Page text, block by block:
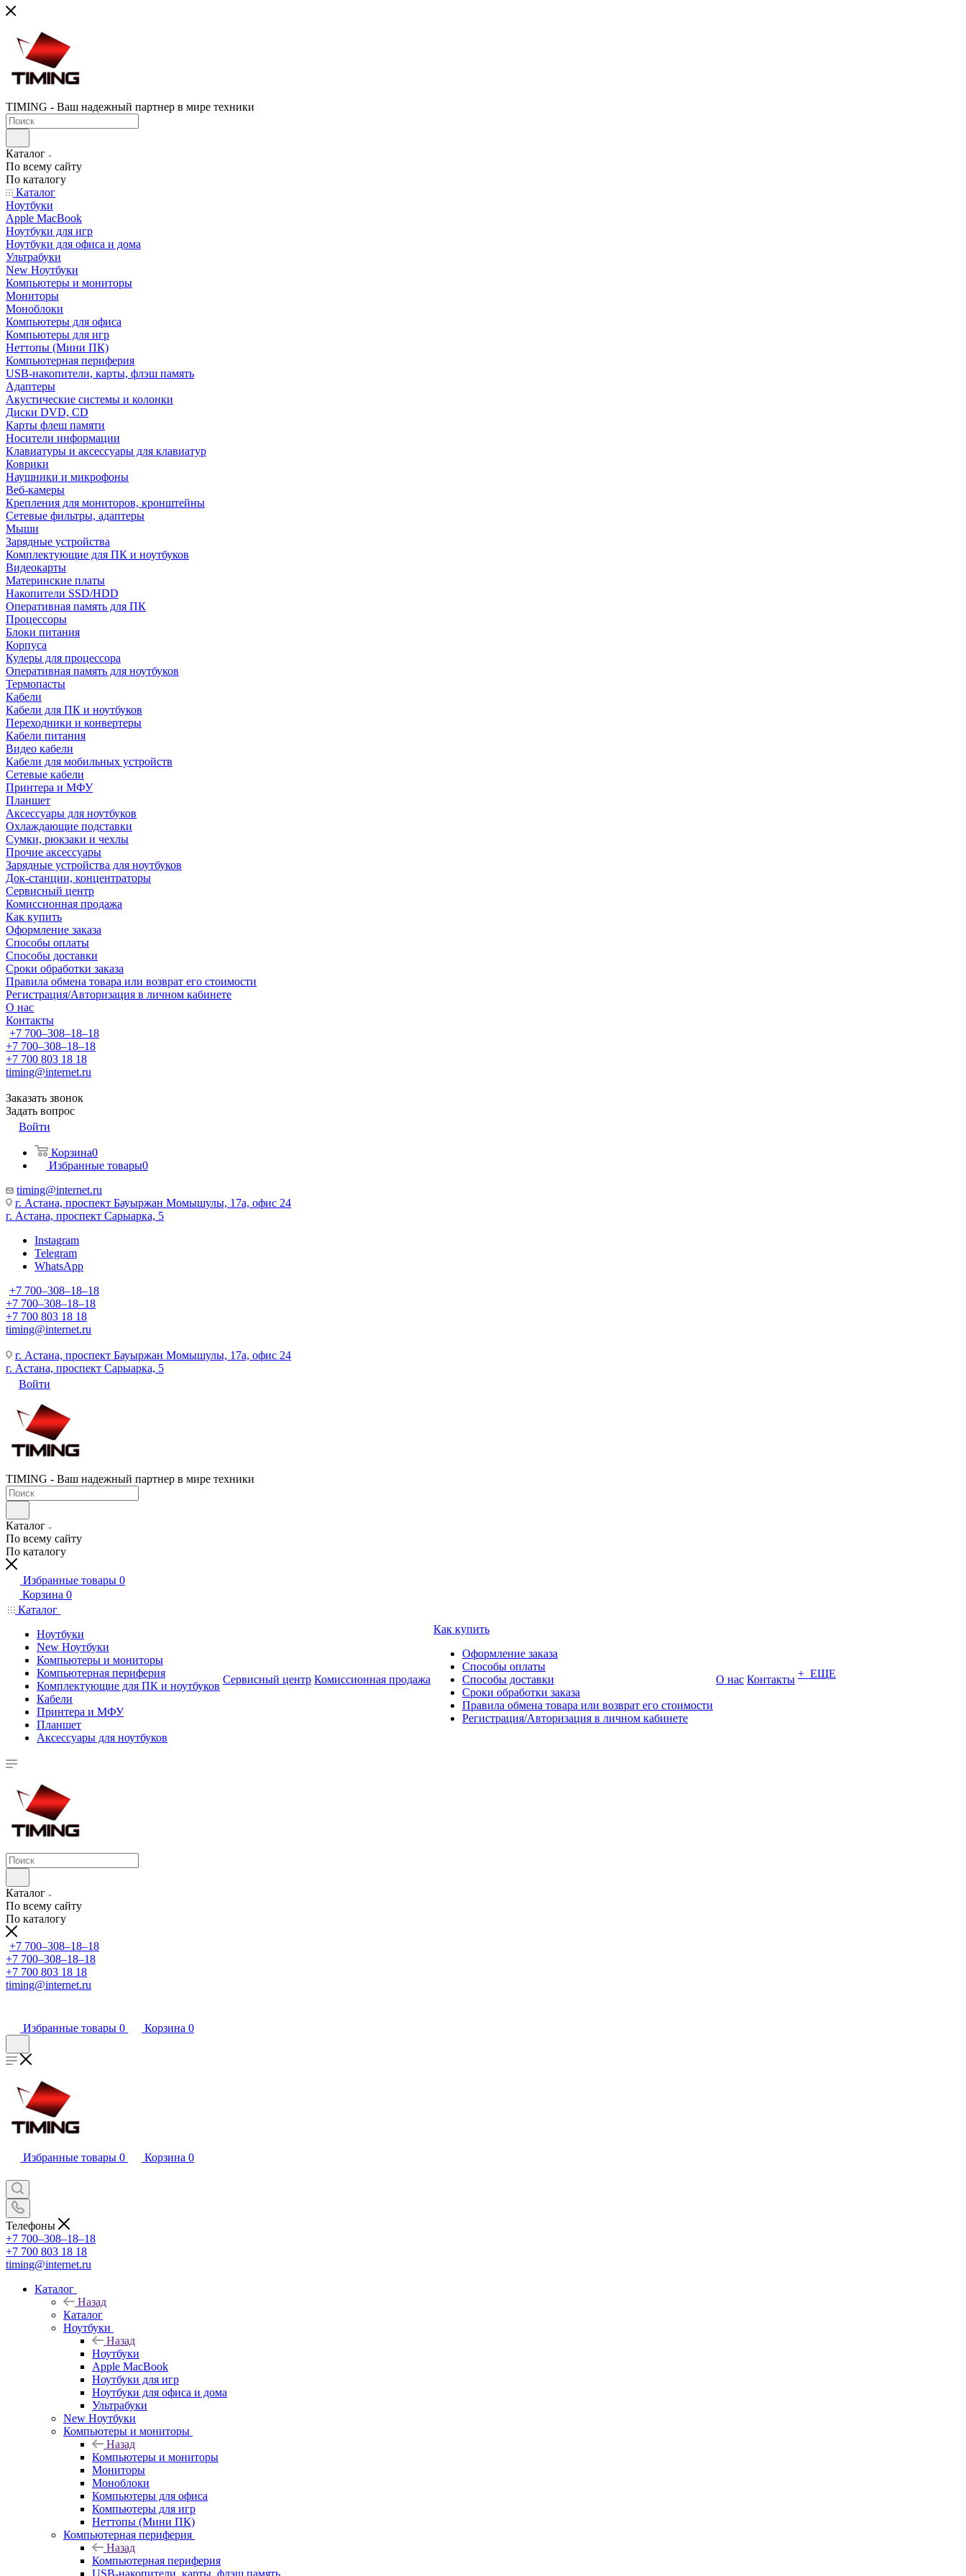
TIMING - Ваш надежный партнер в мире техники
Каталог
По всему сайту
По каталогу
Каталог
Ноутбуки
Apple MacBook
Ноутбуки для игр
Ноутбуки для офиса и дома
Ультрабуки
New Ноутбуки
Компьютеры и мониторы
Мониторы
Моноблоки
Компьютеры для офиса
Компьютеры для игр
Неттопы (Мини ПК)
Компьютерная периферия
USB-накопители, карты, флэш память
Адаптеры
Акустические системы и колонки
Диски DVD, CD
Карты флеш памяти
Носители информации
Клавиатуры и аксессуары для клавиатур
Коврики
Наушники и микрофоны
Веб-камеры
Крепления для мониторов, кронштейны
Сетевые фильтры, адаптеры
Мыши
Зарядные устройства
Комплектующие для ПК и ноутбуков
Видеокарты
Материнские платы
Накопители SSD/HDD
Оперативная память для ПК
Процессоры
Блоки питания
Корпуса
Кулеры для процессора
Оперативная память для ноутбуков
Термопасты
Кабели
Кабели для ПК и ноутбуков
Переходники и конвертеры
Кабели питания
Видео кабели
Кабели для мобильных устройств
Сетевые кабели
Принтера и МФУ
Планшет
Аксессуары для ноутбуков
Охлаждающие подставки
Сумки, рюкзаки и чехлы
Прочие аксессуары
Зарядные устройства для ноутбуков
Док-станции, концентраторы
Сервисный центр
Комиссионная продажа
Как купить
Оформление заказа
Способы оплаты
Способы доставки
Сроки обработки заказа
Правила обмена товара или возврат его стоимости
Регистрация/Авторизация в личном кабинете
О нас
Контакты
+7 700‒308‒18‒18
+7 700‒308‒18‒18
+7 700 803 18 18
timing@internet.ru
Заказать звонок
Задать вопрос
Войти
Корзина0
Избранные товары0
timing@internet.ru
г. Астана, проспект Бауыржан Момышулы, 17а, офис 24
г. Астана, проспект Сарыарка, 5
Instagram
Telegram
WhatsApp
+7 700‒308‒18‒18
+7 700‒308‒18‒18
+7 700 803 18 18
timing@internet.ru
г. Астана, проспект Бауыржан Момышулы, 17а, офис 24
г. Астана, проспект Сарыарка, 5
Войти
TIMING - Ваш надежный партнер в мире техники
Каталог
По всему сайту
По каталогу
Избранные товары 0
Корзина 0
Каталог
Ноутбуки
New Ноутбуки
Компьютеры и мониторы
Компьютерная периферия
Комплектующие для ПК и ноутбуков
Кабели
Принтера и МФУ
Планшет
Аксессуары для ноутбуков
Сервисный центр Комиссионная продажа
Как купить
Оформление заказа
Способы оплаты
Способы доставки
Сроки обработки заказа
Правила обмена товара или возврат его стоимости
Регистрация/Авторизация в личном кабинете
О нас Контакты + ЕЩЕ
Каталог
По всему сайту
По каталогу
+7 700‒308‒18‒18
+7 700‒308‒18‒18
+7 700 803 18 18
timing@internet.ru
Избранные товары 0 Корзина 0
Избранные товары 0 Корзина 0
Телефоны
+7 700‒308‒18‒18
+7 700 803 18 18
timing@internet.ru
Каталог
Назад
Каталог
Ноутбуки
Назад
Ноутбуки
Apple MacBook
Ноутбуки для игр
Ноутбуки для офиса и дома
Ультрабуки
New Ноутбуки
Компьютеры и мониторы
Назад
Компьютеры и мониторы
Мониторы
Моноблоки
Компьютеры для офиса
Компьютеры для игр
Неттопы (Мини ПК)
Компьютерная периферия
Назад
Компьютерная периферия
USB-накопители, карты, флэш память